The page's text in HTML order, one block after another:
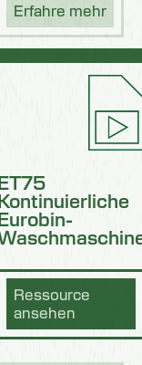
Erfahre mehr
Ressource
ansehen